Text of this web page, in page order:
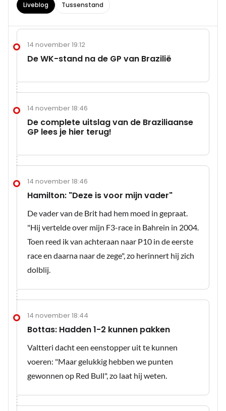
Liveblog
Tussenstand
14 november 19:12
De WK-stand na de GP van Brazilië
14 november 18:46
De complete uitslag van de Braziliaanse
GP lees je hier terug!
14 november 18:46
Hamilton: "Deze is voor mijn vader"
De vader van de Brit had hem moed in gepraat.
"Hij vertelde over mijn F3-race in Bahrein in 2004.
Toen reed ik van achteraan naar P10 in de eerste
race en daarna naar de zege", zo herinnert hij zich
dolblij.
14 november 18:44
Bottas: Hadden 1-2 kunnen pakken
Valtteri dacht een eenstopper uit te kunnen
voeren: "Maar gelukkig hebben we punten
gewonnen op Red Bull", zo laat hij weten.